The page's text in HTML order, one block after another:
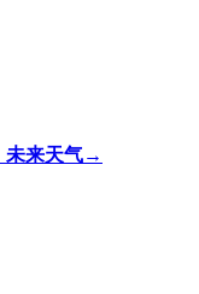
未来天气→